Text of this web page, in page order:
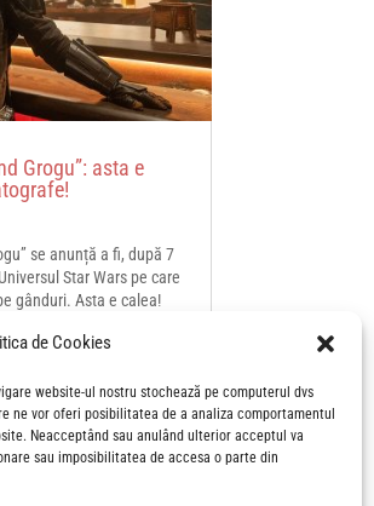
de Cookies
website-ul nostru stochează pe computerul dvs
ne vor oferi posibilitatea de a analiza comportamentul
Neacceptând sau anulând ulterior acceptul va
sau imposibilitatea de accesa o parte din
Grogu”: asta e
se anunță a fi, după 7
Star Wars pe care
gânduri. Asta e calea!